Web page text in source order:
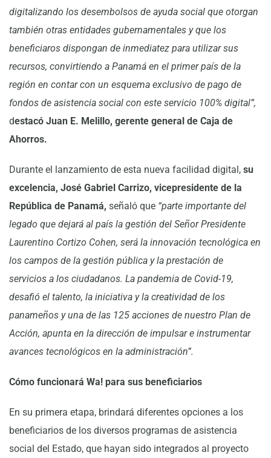
digitalizando los desembolsos de ayuda social que otorgan
también otras entidades gubernamentales y que los
beneficiaros dispongan de inmediatez para utilizar sus
recursos, convirtiendo a Panamá en el primer país de la
región en contar con un esquema exclusivo de pago de
fondos de asistencia social con este servicio 100% digital”,
destacó Juan E. Melillo, gerente general de Caja de
Ahorros.
Durante el lanzamiento de esta nueva facilidad digital, su
excelencia, José Gabriel Carrizo, vicepresidente de la
República de Panamá, señaló que “parte importante del
legado que dejará al país la gestión del Señor Presidente
Laurentino Cortizo Cohen, será la innovación tecnológica en
los campos de la gestión pública y la prestación de
servicios a los ciudadanos. La pandemia de Covid-19,
desafió el talento, la iniciativa y la creatividad de los
panameños y una de las 125 acciones de nuestro Plan de
Acción, apunta en la dirección de impulsar e instrumentar
avances tecnológicos en la administración”.
Cómo funcionará Wa! para sus beneficiarios
En su primera etapa, brindará diferentes opciones a los
beneficiarios de los diversos programas de asistencia
social del Estado, que hayan sido integrados al proyecto